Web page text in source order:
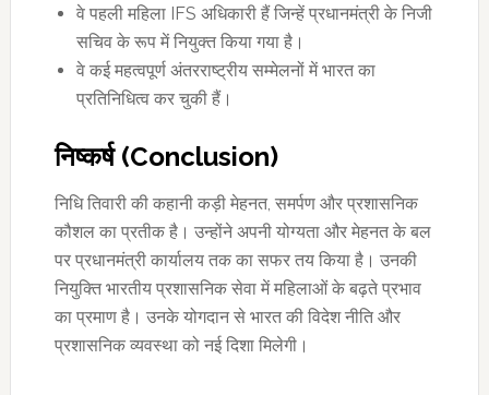
वे पहली महिला IFS अधिकारी हैं जिन्हें प्रधानमंत्री के निजी
सचिव के रूप में नियुक्त किया गया है।
वे कई महत्वपूर्ण अंतरराष्ट्रीय सम्मेलनों में भारत का
प्रतिनिधित्व कर चुकी हैं।
निष्कर्ष (Conclusion)
निधि तिवारी की कहानी कड़ी मेहनत, समर्पण और प्रशासनिक
कौशल का प्रतीक है। उन्होंने अपनी योग्यता और मेहनत के बल
पर प्रधानमंत्री कार्यालय तक का सफर तय किया है। उनकी
नियुक्ति भारतीय प्रशासनिक सेवा में महिलाओं के बढ़ते प्रभाव
का प्रमाण है। उनके योगदान से भारत की विदेश नीति और
प्रशासनिक व्यवस्था को नई दिशा मिलेगी।